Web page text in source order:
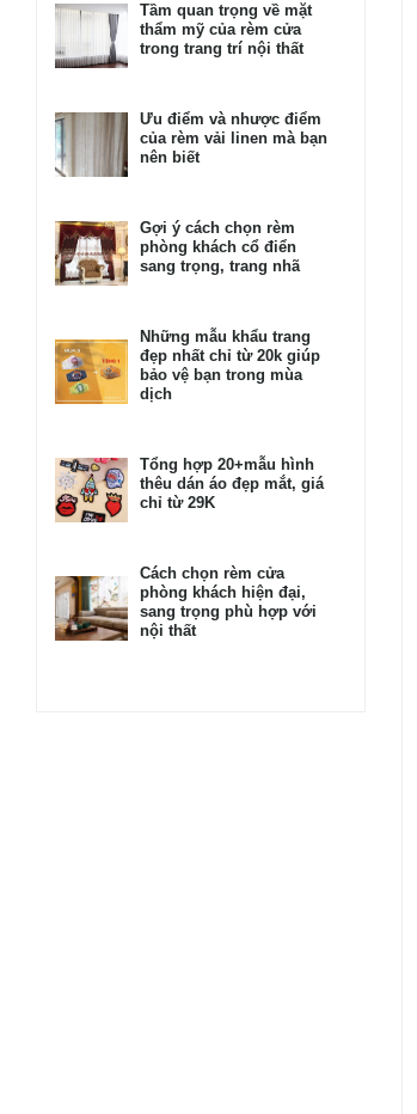
Tầm quan trọng về mặt
thẩm mỹ của rèm cửa
trong trang trí nội thất
Ưu điểm và nhược điểm
của rèm vải linen mà bạn
nên biết
Gợi ý cách chọn rèm
phòng khách cổ điển
sang trọng, trang nhã
Những mẫu khẩu trang
đẹp nhất chỉ từ 20k giúp
bảo vệ bạn trong mùa
dịch
Tổng hợp 20+mẫu hình
thêu dán áo đẹp mắt, giá
chỉ từ 29K
Cách chọn rèm cửa
phòng khách hiện đại,
sang trọng phù hợp với
nội thất